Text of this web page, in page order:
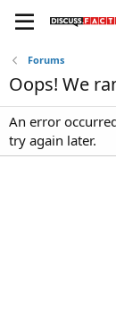
Forums
Oops! We
An error
try again later.